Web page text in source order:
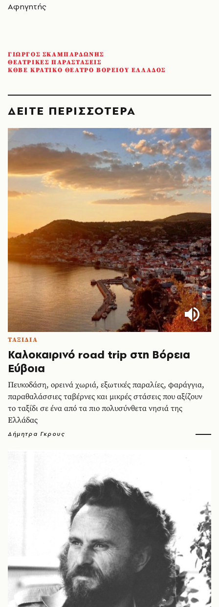
Αφηγητής
ΓΙΩΡΓΟΣ ΣΚΑΜΠΑΡΔΩΝΗΣ
ΘΕΑΤΡΙΚΕΣ ΠΑΡΑΣΤΑΣΕΙΣ
ΚΘΒΕ ΚΡΑΤΙΚΟ ΘΕΑΤΡΟ ΒΟΡΕΙΟΥ ΕΛΛΑΔΟΣ
ΔΕΙΤΕ ΠΕΡΙΣΣΟΤΕΡΑ
ΤΑΞΙΔΙΑ
Καλοκαιρινό road trip στη Βόρεια
Εύβοια
Πευκοδάση, ορεινά χωριά, εξωτικές παραλίες, φαράγγια,
παραθαλάσσιες ταβέρνες και μικρές στάσεις που αξίζουν
το ταξίδι σε ένα από τα πιο πολυσύνθετα νησιά της
Ελλάδας
Δήμητρα Γκρους